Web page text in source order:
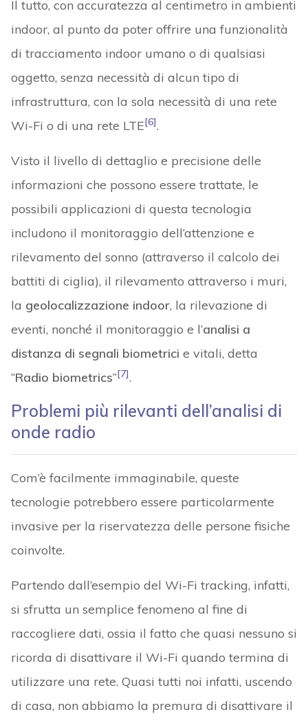
Il tutto, con accuratezza al centimetro in ambienti
indoor, al punto da poter offrire una funzionalità
di tracciamento indoor umano o di qualsiasi
oggetto, senza necessità di alcun tipo di
infrastruttura, con la sola necessità di una rete
Wi-Fi o di una rete LTE[6].
Visto il livello di dettaglio e precisione delle
informazioni che possono essere trattate, le
possibili applicazioni di questa tecnologia
includono il monitoraggio dell’attenzione e
rilevamento del sonno (attraverso il calcolo dei
battiti di ciglia), il rilevamento attraverso i muri,
la geolocalizzazione indoor, la rilevazione di
eventi, nonché il monitoraggio e l’analisi a
distanza di segnali biometrici e vitali, detta
“Radio biometrics”[7].
Problemi più rilevanti dell’analisi di
onde radio
Com’è facilmente immaginabile, queste
tecnologie potrebbero essere particolarmente
invasive per la riservatezza delle persone fisiche
coinvolte.
Partendo dall’esempio del Wi-Fi tracking, infatti,
si sfrutta un semplice fenomeno al fine di
raccogliere dati, ossia il fatto che quasi nessuno si
ricorda di disattivare il Wi-Fi quando termina di
utilizzare una rete. Quasi tutti noi infatti, uscendo
di casa, non abbiamo la premura di disattivare il